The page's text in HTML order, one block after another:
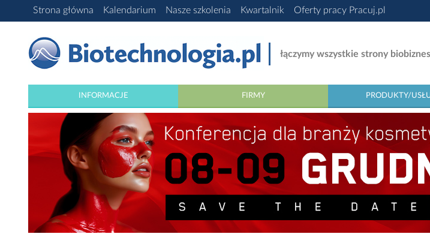
Strona główna Kalendarium Nasze szkolenia Kwartalnik Oferty pracy Pracuj.pl
łączymy wszystkie strony
INFORMACJE FIRMY PRODUKTY/